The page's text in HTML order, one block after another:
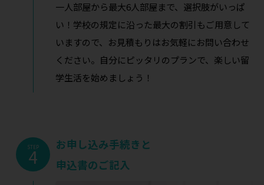
一人部屋から最大6人部屋まで、選択肢がいっぱ
い！学校の規定に沿った最大の割引もご用意して
いますので、お見積もりはお気軽にお問い合わせ
ください。自分にピッタリのプランで、楽しい留
学生活を始めましょう！
STEP
4
お申し込み手続きと
申込書のご記入